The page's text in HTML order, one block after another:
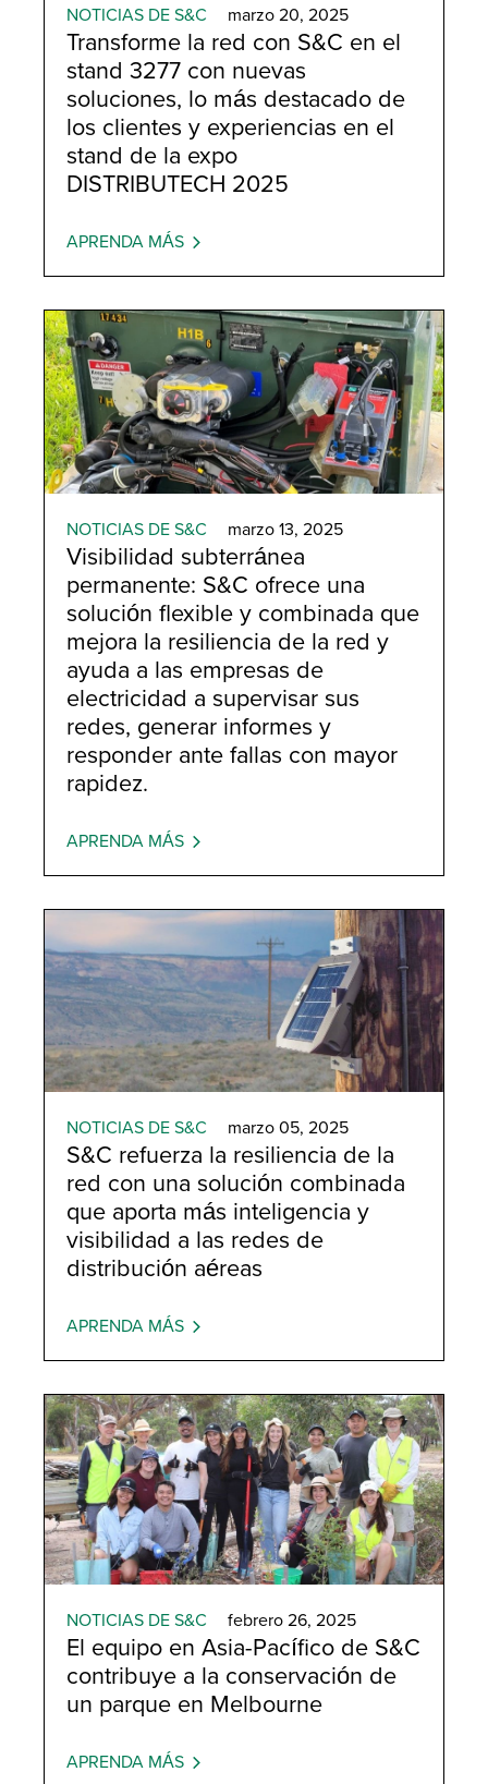
NOTICIAS DE S&C marzo 20, 2025
Transforme la red con S&C en el
stand 3277 con nuevas
soluciones, lo más destacado de
los clientes y experiencias en el
stand de la expo
DISTRIBUTECH 2025
APRENDA MÁS
NOTICIAS DE S&C marzo 13, 2025
Visibilidad subterránea
permanente: S&C ofrece una
solución flexible y combinada que
mejora la resiliencia de la red y
ayuda a las empresas de
electricidad a supervisar sus
redes, generar informes y
responder ante fallas con mayor
rapidez.
APRENDA MÁS
NOTICIAS DE S&C marzo 05, 2025
S&C refuerza la resiliencia de la
red con una solución combinada
que aporta más inteligencia y
visibilidad a las redes de
distribución aéreas
APRENDA MÁS
NOTICIAS DE S&C febrero 26, 2025
El equipo en Asia-Pacífico de S&C
contribuye a la conservación de
un parque en Melbourne
APRENDA MÁS